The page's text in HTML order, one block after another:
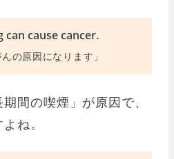
cause cancer.
の原因になります」
間の喫煙」が原因で、
ね。